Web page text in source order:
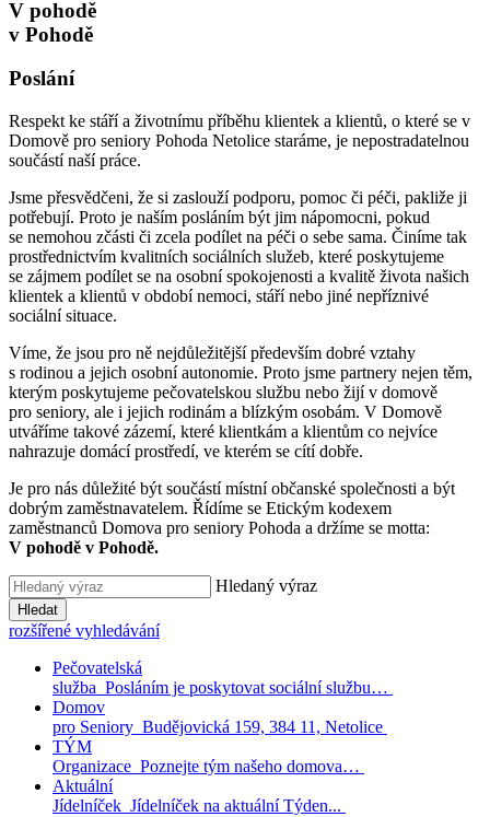
V pohodě
v Pohodě
Poslání
Respekt ke stáří a životnímu příběhu klientek a klientů, o které se v
Domově pro seniory Pohoda Netolice staráme, je nepostradatelnou
součástí naší práce.
Jsme přesvědčeni, že si zaslouží podporu, pomoc či péči, pakliže ji
potřebují. Proto je naším posláním být jim nápomocni, pokud
se nemohou zčásti či zcela podílet na péči o sebe sama. Činíme tak
prostřednictvím kvalitních sociálních služeb, které poskytujeme
se zájmem podílet se na osobní spokojenosti a kvalitě života našich
klientek a klientů v období nemoci, stáří nebo jiné nepříznivé
sociální situace.
Víme, že jsou pro ně nejdůležitější především dobré vztahy
s rodinou a jejich osobní autonomie. Proto jsme partnery nejen těm,
kterým poskytujeme pečovatelskou službu nebo žijí v domově
pro seniory, ale i jejich rodinám a blízkým osobám. V Domově
utváříme takové zázemí, které klientkám a klientům co nejvíce
nahrazuje domácí prostředí, ve kterém se cítí dobře.
Je pro nás důležité být součástí místní občanské společnosti a být
dobrým zaměstnavatelem. Řídíme se Etickým kodexem
zaměstnanců Domova pro seniory Pohoda a držíme se motta:
V pohodě v Pohodě.
Hledaný výraz
Hledat
rozšířené vyhledávání
Pečovatelská
služba Posláním je poskytovat sociální službu…
Domov
pro Seniory Budějovická 159, 384 11, Netolice
TÝM
Organizace Poznejte tým našeho domova…
Aktuální
Jídelníček Jídelníček na aktuální Týden...